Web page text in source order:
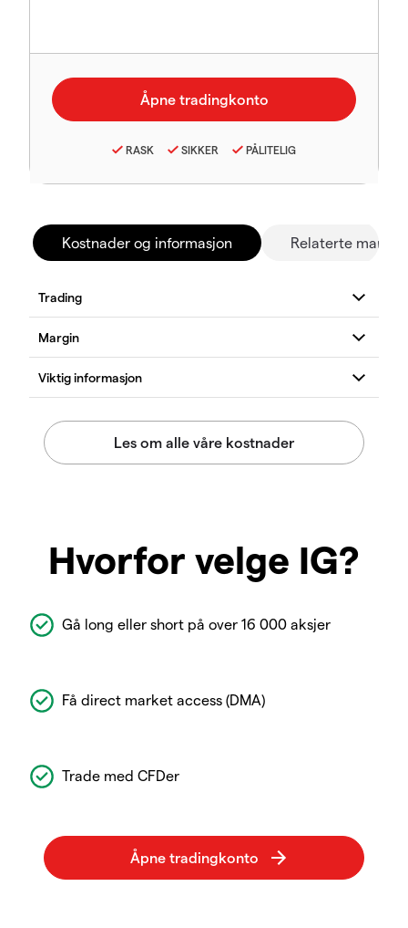
RASK SIKKER PÅLITELIG
Kostnader og informasjon Relaterte
Hvorfor velge IG?
Gå long eller short på over 16 000 aksjer
Få direct market access (DMA)
Trade med CFDer